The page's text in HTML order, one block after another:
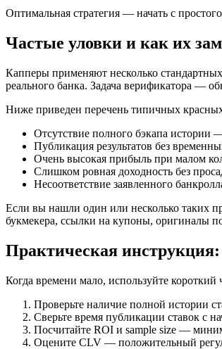
Оптимальная стратегия — начать с
Частые уловки и как их
Капперы применяют несколько
реального банка. Задача верификатора —
Ниже приведен перечень типичных
Отсутствие полного бэкапа истории
Публикация результатов без
Очень высокая прибыль при малом
Слишком ровная доходность без
Несоответствие заявленного
Если вы нашли один или несколько таких
букмекера, ссылки на купоны, оригиналы
Практическая
Когда времени мало, используйте
Проверьте наличие полной истории
Сверьте время публикации ставок с
Посчитайте ROI и sample size —
Оцените CLV — положительный